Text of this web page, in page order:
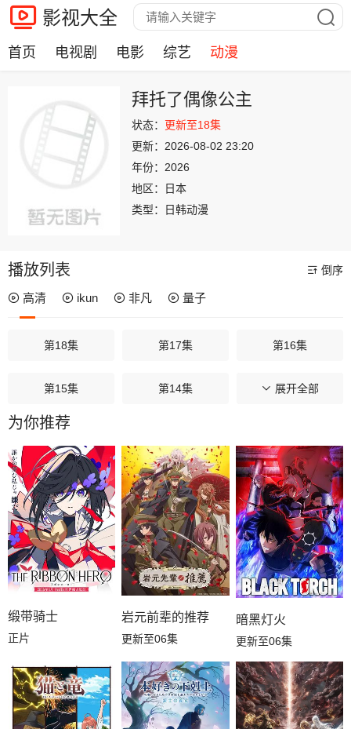
影视大全
首页 电视剧 电影 综艺 动漫
拜托了偶像公主
状态： 更新至18集
更新： 2026-08-02 23:20
年份： 2026
地区：
日本
类型：
日韩动漫
播放列表 倒序
高清 ikun 非凡 量子
第18集 第17集 第16集
第15集 第14集 第13集
第12集
第09集 第08集 第07集
第06集 第05集 第04集
第03集 第02集 第01集
展开全部
为你推荐
缎带骑士
正片
岩元前辈的推荐
更新至06集
暗黑灯火
更新至06集